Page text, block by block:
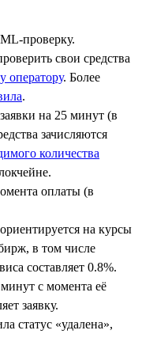
проверку.
свои средства
оператору. Более
.
на 25 минут (в
зачисляются
количества
оплаты (в
на курсы
в том числе
составляет 0.8%.
с момента её
заявку.
статус «удалена»,